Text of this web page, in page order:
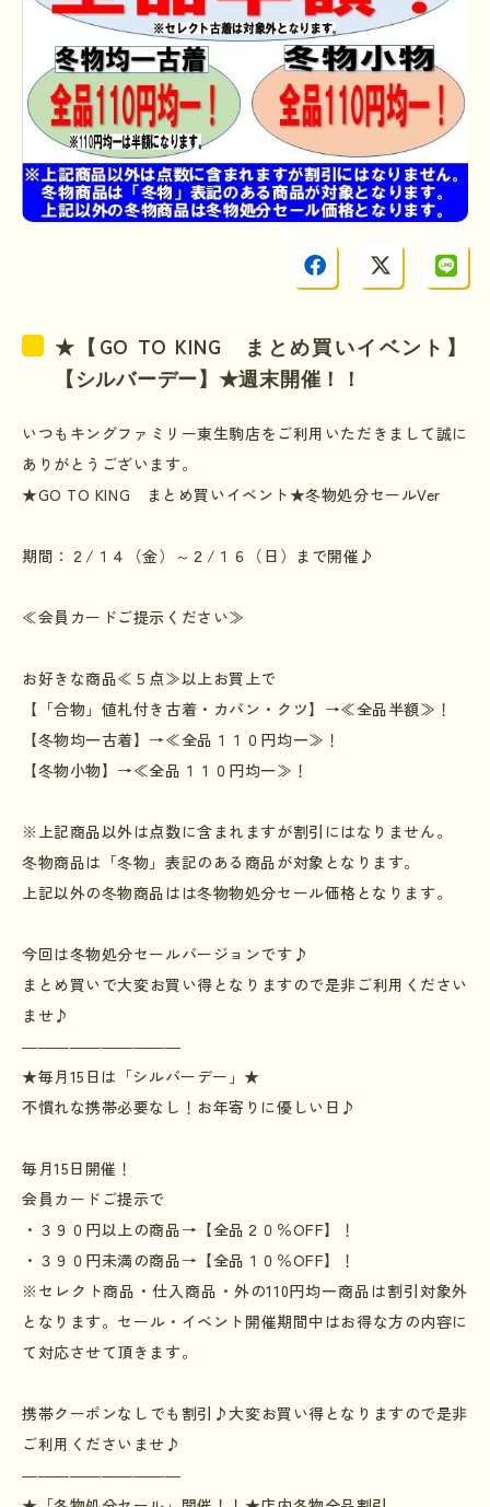
★【 GO TO KING まとめ買いイベント】
【シルバーデー】★週末開催！！
いつもキングファミリー東生駒店をご利用いただきまして誠に
ありがとうございます。
★GO TO KING まとめ買いイベント★冬物処分セールVer
期間：２ / １４（金）～２ / １６（日）まで開催♪
≪会員カードご提示ください≫
お好きな商品≪５点≫以上お買上で
【「合物」値札付き古着・カバン・クツ】→≪全品半額≫！
【冬物均一古着】→≪全品１１０円均一≫！
【冬物小物】→≪全品１１０円均一≫！
※上記商品以外は点数に含まれますが割引にはなりません。
冬物商品は「冬物」表記のある商品が対象となります。
上記以外の冬物商品はは冬物物処分セール価格となります。
今回は冬物処分セールバージョンです♪
まとめ買いで大変お買い得となりますので是非ご利用ください
ませ♪
――――――――――
★毎月15 日は「シルバーデー」★
不慣れな携帯必要なし！お年寄りに優しい日♪
毎月15日開催！
会員カードご提示で
・３９０円以上の商品→【全品２０％OFF】！
・３９０円未満の商品→【全品１０％OFF】！
※セレクト商品・仕入商品・外の110円均一商品は割引対象外
となります。セール・イベント開催期間中はお得な方の内容に
て対応させて頂きます。
携帯クーポンなしでも割引♪大変お買い得となりますので是非
ご利用くださいませ♪
――――――――――